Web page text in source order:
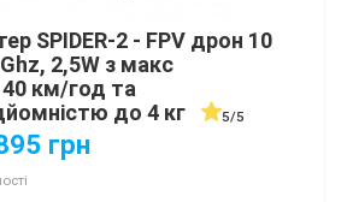
SPIDER-2 - FPV дрон 10
2,5W з макс
км/год та
до 4 кг
5/5
грн